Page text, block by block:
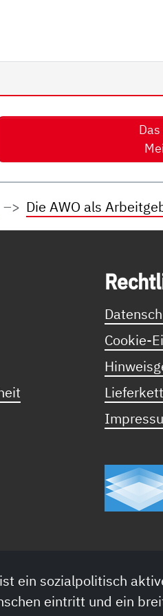
Die AWO als
Cookie-
ein sozialpolitisch
eintritt und ein